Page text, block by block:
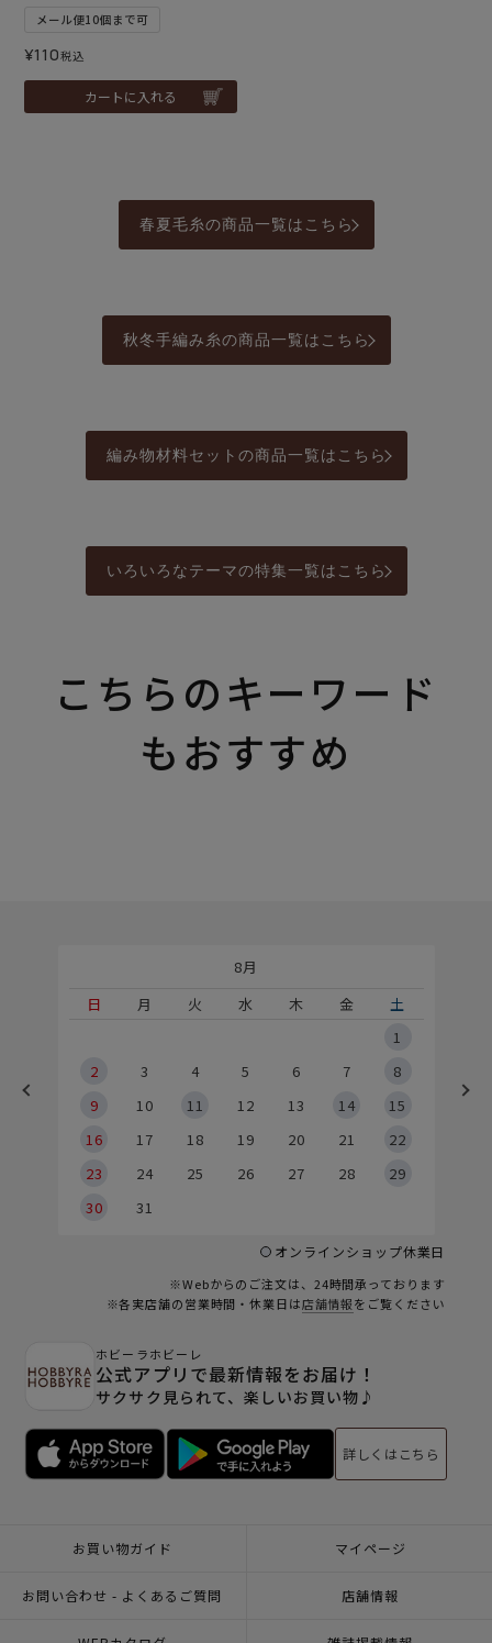
メール便10個まで可
¥110税込
カートに入れる
春夏毛糸の商品一覧はこちら
秋冬手編み糸の商品一覧はこちら
編み物材料セットの商品一覧はこちら
いろいろなテーマの特集一覧はこちら
こちらのキーワード
もおすすめ
8月
日
月 火 水 木 金
土
1
2
3 4 5 6 7
8
9
10 11 12 13 14
15
16
17 18 19 20 21
22
23
24 25 26 27 28
29
30
31
オンラインショップ休業日
※Webからのご注文は、24時間承っております
※各実店舗の営業時間・休業日は店舗情報をご覧ください
ホビーラホビーレ
公式アプリで最新情報をお届け！
サクサク見られて、楽しいお買い物♪
詳しくはこちら
お買い物ガイド マイページ
お問い合わせ - よくあるご質問 店舗情報